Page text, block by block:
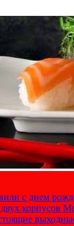
с днем
корпусов